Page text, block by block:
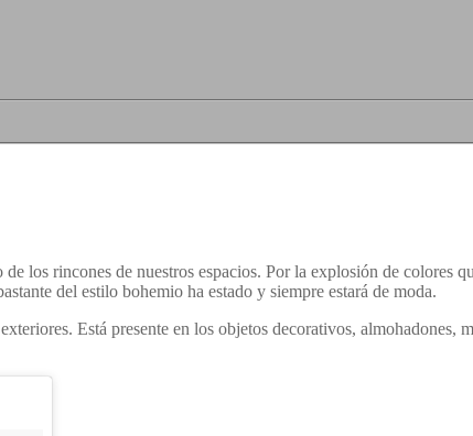
los rincones de nuestros espacios. Por la explosión de colores
del estilo bohemio ha estado y siempre estará de moda.
Está presente en los objetos decorativos, almohadones,